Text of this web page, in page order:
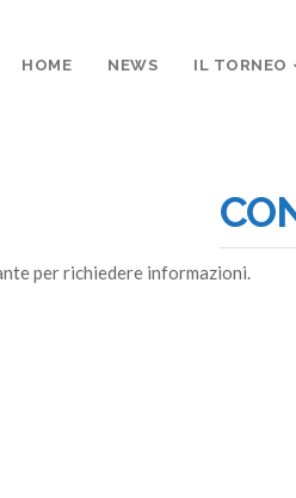
HOME NEWS IL TORNEO
per richiedere informazioni.